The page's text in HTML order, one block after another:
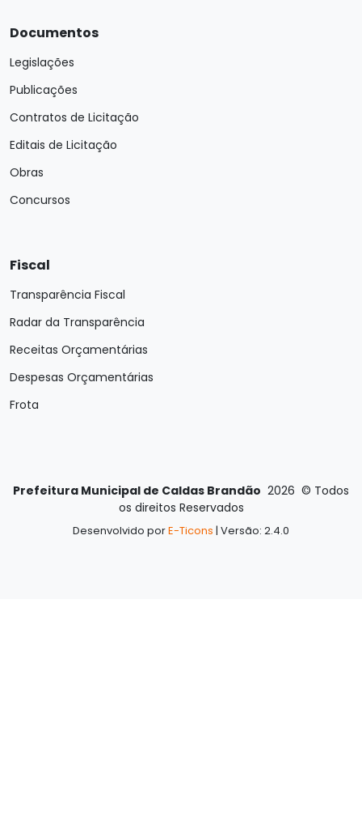
Documentos
Legislações
Publicações
Contratos de Licitação
Editais de Licitação
Obras
Concursos
Fiscal
Transparência Fiscal
Radar da Transparência
Receitas Orçamentárias
Despesas Orçamentárias
Frota
Prefeitura Municipal de Caldas Brandão 2026 © Todos
os direitos Reservados
Desenvolvido porE-Ticons | Versão: 2.4.0